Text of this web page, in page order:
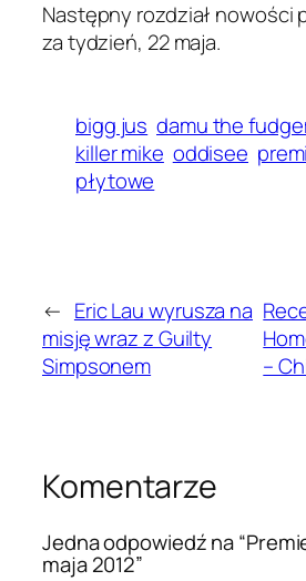
Następny rozdział nowości
za tydzień, 22 maja.
bigg jus damu the
killer mike oddisee
płytowe
← Eric Lau wyrusza na
misję wraz z Guilty
Simpsonem
–
Komentarze
Jedna odpowiedź na
maja 2012”